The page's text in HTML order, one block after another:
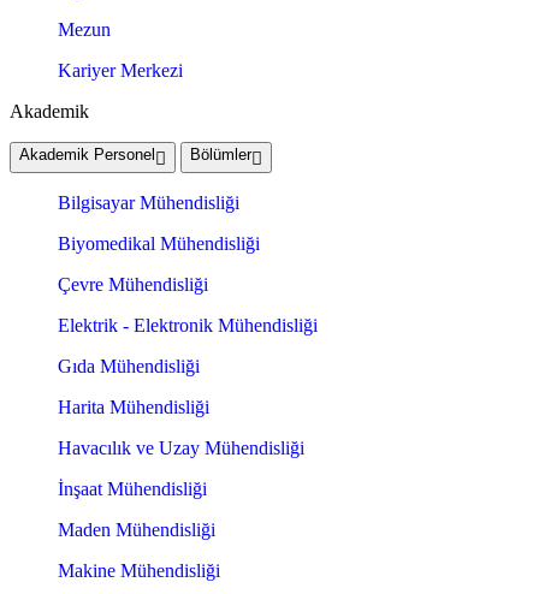
Mezun
Kariyer Merkezi
Akademik
Akademik Personel Bölümler
Bilgisayar Mühendisliği
Biyomedikal Mühendisliği
Çevre Mühendisliği
Elektrik - Elektronik Mühendisliği
Gıda Mühendisliği
Harita Mühendisliği
Havacılık ve Uzay Mühendisliği
İnşaat Mühendisliği
Maden Mühendisliği
Makine Mühendisliği